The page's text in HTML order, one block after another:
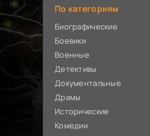
По категориям
Биографические
Боевики
Военные
Детективы
Документальные
Драмы
Исторические
Комедии